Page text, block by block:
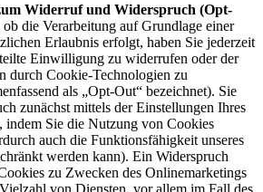
Widerruf und Widerspruch (Opt-
die Verarbeitung auf Grundlage einer
Erlaubnis erfolgt, haben Sie jederzeit
Einwilligung zu widerrufen oder der
durch Cookie-Technologien zu
als „Opt-Out“ bezeichnet). Sie
zunächst mittels der Einstellungen Ihres
indem Sie die Nutzung von Cookies
auch die Funktionsfähigkeit unseres
werden kann). Ein Widerspruch
zu Zwecken des Onlinemarketings
von Diensten, vor allem im Fall des